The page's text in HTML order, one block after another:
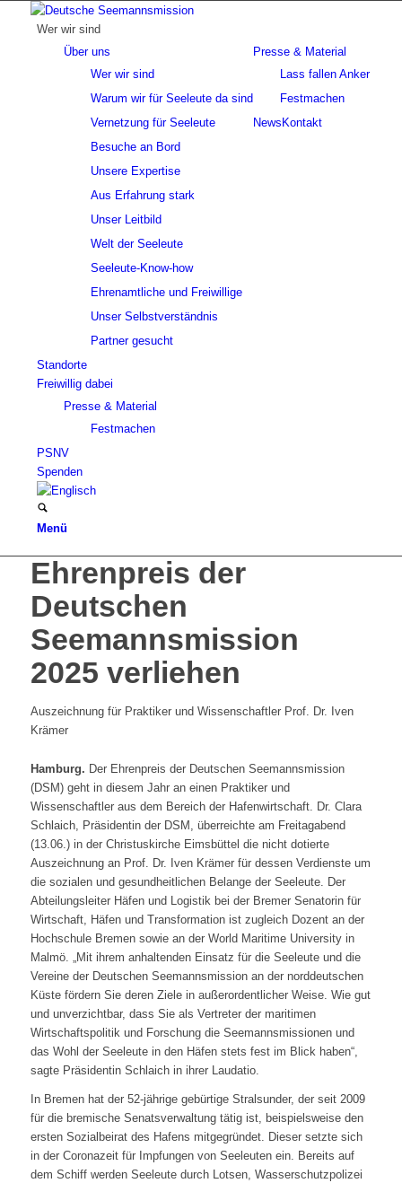
Wer wir sind
Über uns
Wer wir sind
Warum wir für Seeleute da sind
Vernetzung für Seeleute
Besuche an Bord
Unsere Expertise
Aus Erfahrung stark
Unser Leitbild
Welt der Seeleute
Seeleute-Know-how
Ehrenamtliche und Freiwillige
Unser Selbstverständnis
Partner gesucht
Presse & Material
Lass fallen Anker
Festmachen
News Kontakt
Standorte
Freiwillig dabei
Presse & Material
Festmachen
PSNV
Spenden
Menü
Ehrenpreis der
Deutschen
Seemannsmission
2025 verliehen
Auszeichnung für Praktiker und Wissenschaftler Prof. Dr. Iven
Krämer
Hamburg. Der Ehrenpreis der Deutschen Seemannsmission
(DSM) geht in diesem Jahr an einen Praktiker und
Wissenschaftler aus dem Bereich der Hafenwirtschaft. Dr. Clara
Schlaich, Präsidentin der DSM, überreichte am Freitagabend
(13.06.) in der Christuskirche Eimsbüttel die nicht dotierte
Auszeichnung an Prof. Dr. Iven Krämer für dessen Verdienste um
die sozialen und gesundheitlichen Belange der Seeleute. Der
Abteilungsleiter Häfen und Logistik bei der Bremer Senatorin für
Wirtschaft, Häfen und Transformation ist zugleich Dozent an der
Hochschule Bremen sowie an der World Maritime University in
Malmö. „Mit ihrem anhaltenden Einsatz für die Seeleute und die
Vereine der Deutschen Seemannsmission an der norddeutschen
Küste fördern Sie deren Ziele in außerordentlicher Weise. Wie gut
und unverzichtbar, dass Sie als Vertreter der maritimen
Wirtschaftspolitik und Forschung die Seemannsmissionen und
das Wohl der Seeleute in den Häfen stets fest im Blick haben“,
sagte Präsidentin Schlaich in ihrer Laudatio.
In Bremen hat der 52-jährige gebürtige Stralsunder, der seit 2009
für die bremische Senatsverwaltung tätig ist, beispielsweise den
ersten Sozialbeirat des Hafens mitgegründet. Dieser setzte sich
in der Coronazeit für Impfungen von Seeleuten ein. Bereits auf
dem Schiff werden Seeleute durch Lotsen, Wasserschutzpolizei